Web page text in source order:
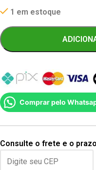
1 em estoque
Comprar pelo
Consulte o frete e o